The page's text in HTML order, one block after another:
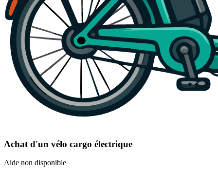
Achat d'un vélo cargo électrique
Aide non disponible